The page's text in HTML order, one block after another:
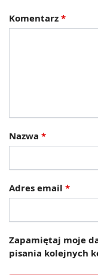
Komentarz *
Nazwa *
Adres email *
Zapamiętaj moje
pisania kolejnych